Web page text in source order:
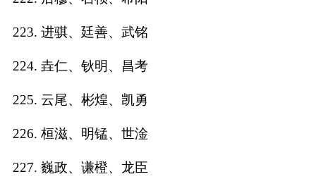
223. 进骐、廷善、武铭
224. 垚仁、钬明、昌考
225. 云尾、彬煌、凯勇
226. 桓滋、明锰、世淦
227. 巍政、谦橙、龙臣